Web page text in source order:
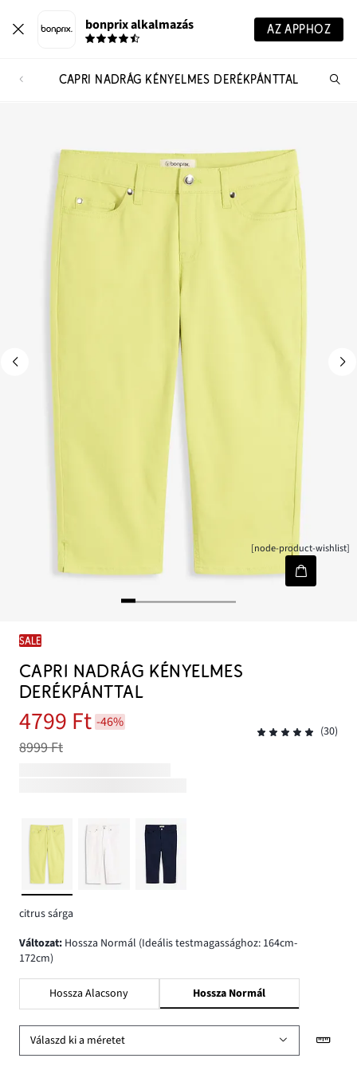
bonprix alkalmazás AZ APPHOZ
CAPRI NADRÁG KÉNYELMES DERÉKPÁNTTAL
[node-product-wishlist]
SALE
CAPRI NADRÁG KÉNYELMES
DERÉKPÁNTTAL
4799 Ft -46%
8999 Ft
(30)
citrus sárga
változat: Hossza Normál (Ideális testmagassághoz: 164cm-
172cm)
Hossza Alacsony Hossza Normál
Válaszd ki a méretet